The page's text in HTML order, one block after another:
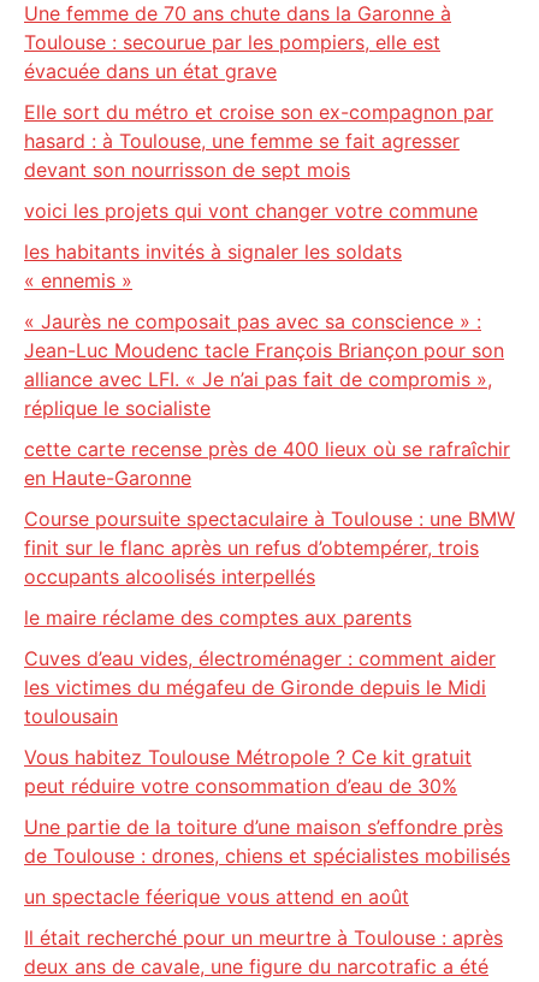
Une femme de 70 ans chute dans la Garonne à
Toulouse : secourue par les pompiers, elle est
évacuée dans un état grave
Elle sort du métro et croise son ex-compagnon par
hasard : à Toulouse, une femme se fait agresser
devant son nourrisson de sept mois
voici les projets qui vont changer votre commune
les habitants invités à signaler les soldats
« ennemis »
« Jaurès ne composait pas avec sa conscience » :
Jean-Luc Moudenc tacle François Briançon pour son
alliance avec LFI. « Je n’ai pas fait de compromis »,
réplique le socialiste
cette carte recense près de 400 lieux où se rafraîchir
en Haute-Garonne
Course poursuite spectaculaire à Toulouse : une BMW
finit sur le flanc après un refus d’obtempérer, trois
occupants alcoolisés interpellés
le maire réclame des comptes aux parents
Cuves d’eau vides, électroménager : comment aider
les victimes du mégafeu de Gironde depuis le Midi
toulousain
Vous habitez Toulouse Métropole ? Ce kit gratuit
peut réduire votre consommation d’eau de 30%
Une partie de la toiture d’une maison s’effondre près
de Toulouse : drones, chiens et spécialistes mobilisés
un spectacle féerique vous attend en août
Il était recherché pour un meurtre à Toulouse : après
deux ans de cavale, une figure du narcotrafic a été